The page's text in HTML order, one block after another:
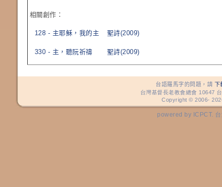
相關創作：
128 - 主耶穌，我的主 聖詩(2009)
330 - 主，聽阮祈禱 聖詩(2009)
台語羅馬字的問題，請 下
台灣基督長老教會總會 10647
Copyright © 2006-
powered by ICPCT.